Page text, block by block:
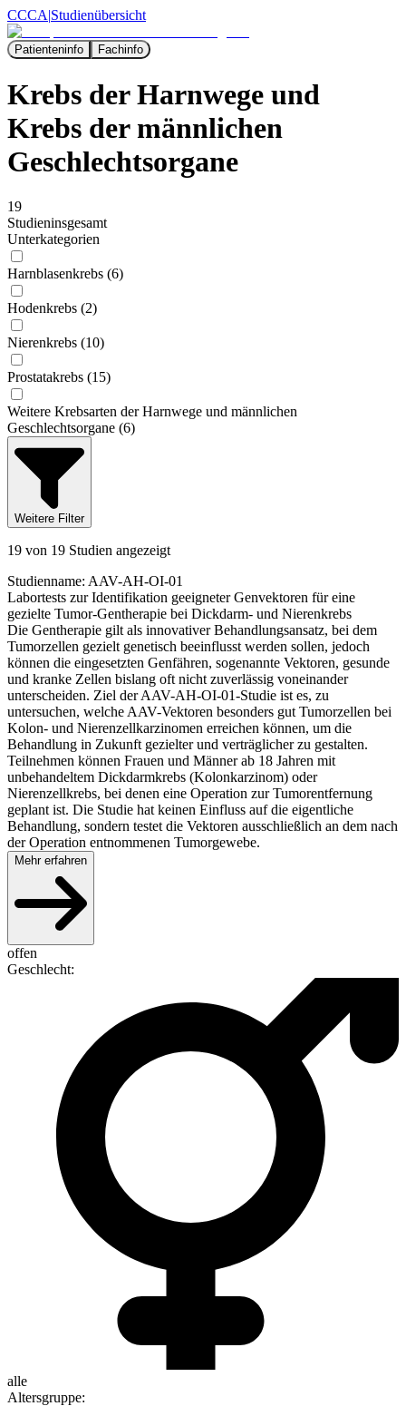
CCCA|Studienübersicht
Patienteninfo Fachinfo
Krebs der Harnwege und
Krebs der männlichen
Geschlechtsorgane
19
Studieninsgesamt
Unterkategorien
Harnblasenkrebs (6)
Hodenkrebs (2)
Nierenkrebs (10)
Prostatakrebs (15)
Weitere Krebsarten der Harnwege und männlichen
Geschlechtsorgane (6)
Weitere Filter
19 von 19 Studien angezeigt
Studienname: AAV-AH-OI-01
Labortests zur Identifikation geeigneter Genvektoren für eine
gezielte Tumor-Gentherapie bei Dickdarm- und Nierenkrebs
Die Gentherapie gilt als innovativer Behandlungsansatz, bei dem
Tumorzellen gezielt genetisch beeinflusst werden sollen, jedoch
können die eingesetzten Genfähren, sogenannte Vektoren, gesunde
und kranke Zellen bislang oft nicht zuverlässig voneinander
unterscheiden. Ziel der AAV-AH-OI-01-Studie ist es, zu
untersuchen, welche AAV-Vektoren besonders gut Tumorzellen bei
Kolon- und Nierenzellkarzinomen erreichen können, um die
Behandlung in Zukunft gezielter und verträglicher zu gestalten.
Teilnehmen können Frauen und Männer ab 18 Jahren mit
unbehandeltem Dickdarmkrebs (Kolonkarzinom) oder
Nierenzellkrebs, bei denen eine Operation zur Tumorentfernung
geplant ist. Die Studie hat keinen Einfluss auf die eigentliche
Behandlung, sondern testet die Vektoren ausschließlich an dem nach
der Operation entnommenen Tumorgewebe.
Mehr erfahren
offen
Geschlecht:
alle
Altersgruppe: